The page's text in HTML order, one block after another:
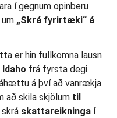
í gegnum opinberu
um „Skrá fyrirtæki“ á
er hin fullkomna lausn
Idaho frá fyrsta degi.
á því að vanrækja
að skila skjölum til
skattareikninga í